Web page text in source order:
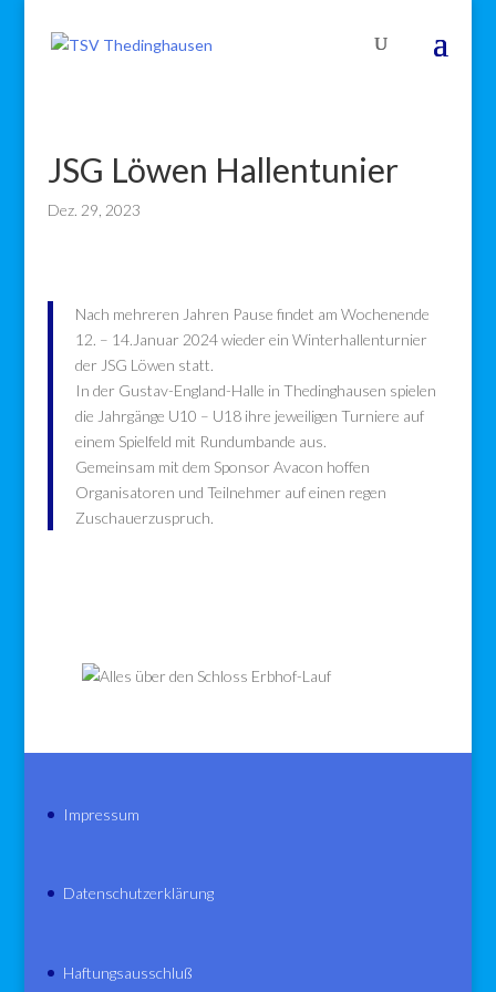
JSG Löwen Hallentunier
Dez. 29, 2023
Nach mehreren Jahren Pause findet am Wochenende
12. – 14.Januar 2024 wieder ein Winterhallenturnier
der JSG Löwen statt.
In der Gustav-England-Halle in Thedinghausen spielen
die Jahrgänge U10 – U18 ihre jeweiligen Turniere auf
einem Spielfeld mit Rundumbande aus.
Gemeinsam mit dem Sponsor Avacon hoffen
Organisatoren und Teilnehmer auf einen regen
Zuschauerzuspruch.
Impressum
Datenschutzerklärung
Haftungsausschluß